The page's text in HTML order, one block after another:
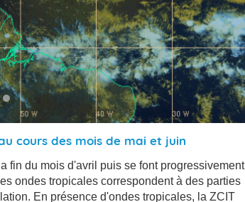
cours des mois de mai et juin
fin du mois d'avril puis se font progressivement
ondes tropicales correspondent à des parties
En présence d'ondes tropicales, la ZCIT